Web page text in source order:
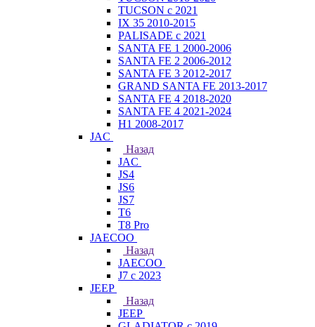
TUCSON с 2021
IX 35 2010-2015
PALISADE с 2021
SANTA FE 1 2000-2006
SANTA FE 2 2006-2012
SANTA FE 3 2012-2017
GRAND SANTA FE 2013-2017
SANTA FE 4 2018-2020
SANTA FE 4 2021-2024
H1 2008-2017
JAC
Назад
JAC
JS4
JS6
JS7
T6
T8 Pro
JAECOO
Назад
JAECOO
J7 с 2023
JEEP
Назад
JEEP